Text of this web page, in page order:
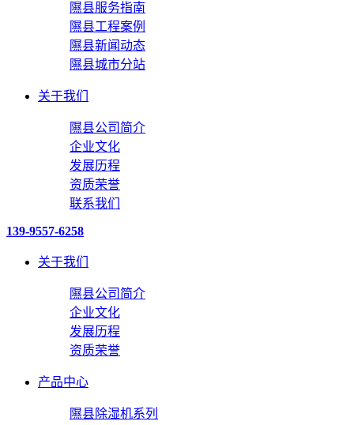
隰县服务指南
隰县工程案例
隰县新闻动态
隰县城市分站
关于我们
隰县公司简介
企业文化
发展历程
资质荣誉
联系我们
139-9557-6258
关于我们
隰县公司简介
企业文化
发展历程
资质荣誉
产品中心
隰县除湿机系列